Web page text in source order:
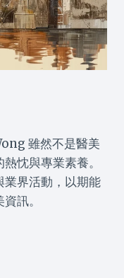
雖然不是醫美
忱與專業素養。
業界活動，以期能
訊。